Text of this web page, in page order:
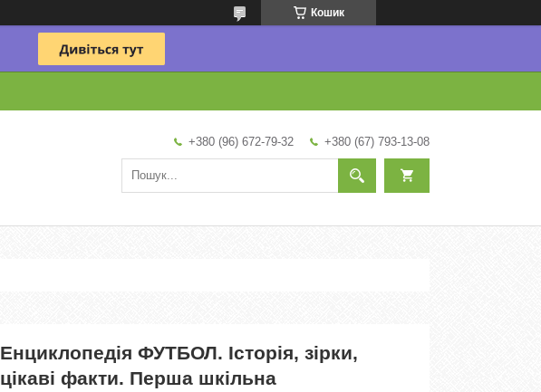
Кошик
+380 (96) 672-79-32 +380 (67) 793-13-08
Енциклопедія ФУТБОЛ. Історія, зірки,
цікаві факти. Перша шкільна